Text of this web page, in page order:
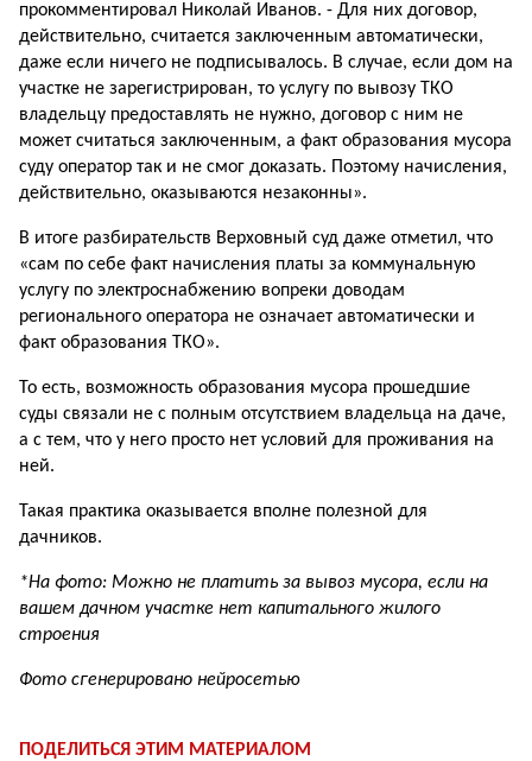
прокомментировал Николай Иванов. - Для них договор,
действительно, считается заключенным автоматически,
даже если ничего не подписывалось. В случае, если дом на
участке не зарегистрирован, то услугу по вывозу ТКО
владельцу предоставлять не нужно, договор с ним не
может считаться заключенным, а факт образования мусора
суду оператор так и не смог доказать. Поэтому начисления,
действительно, оказываются незаконны».
В итоге разбирательств Верховный суд даже отметил, что
«сам по себе факт начисления платы за коммунальную
услугу по электроснабжению вопреки доводам
регионального оператора не означает автоматически и
факт образования ТКО».
То есть, возможность образования мусора прошедшие
суды связали не с полным отсутствием владельца на даче,
а с тем, что у него просто нет условий для проживания на
ней.
Такая практика оказывается вполне полезной для
дачников.
*На фото: Можно не платить за вывоз мусора, если на
вашем дачном участке нет капитального жилого
строения
Фото сгенерировано нейросетью
ПОДЕЛИТЬСЯ ЭТИМ МАТЕРИАЛОМ